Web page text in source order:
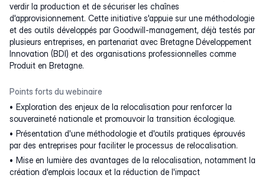
verdir la production et de sécuriser les chaînes
d'approvisionnement. Cette initiative s'appuie sur une méthodologie
et des outils développés par Goodwill-management, déjà testés par
plusieurs entreprises, en partenariat avec Bretagne Développement
Innovation (BDI) et des organisations professionnelles comme
Produit en Bretagne.
Points forts du webinaire
Exploration des enjeux de la relocalisation pour renforcer la
souveraineté nationale et promouvoir la transition écologique.
Présentation d'une méthodologie et d'outils pratiques éprouvés
par des entreprises pour faciliter le processus de relocalisation.
Mise en lumière des avantages de la relocalisation, notamment la
création d'emplois locaux et la réduction de l'impact